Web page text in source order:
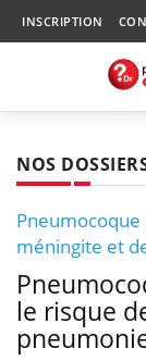
INSCRIPTION
NOS
méningite et
le risque